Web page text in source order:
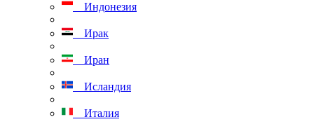
Индонезия
Ирак
Иран
Исландия
Италия